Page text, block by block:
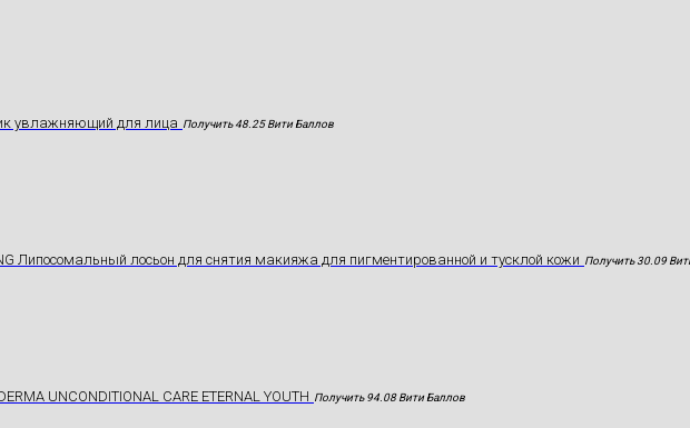
увлажняющий для лица Получить 48.25 Вити Баллов
Липосомальный лосьон для снятия макияжа для пигментированной и тусклой кожи Получить 30.09
UNCONDITIONAL CARE ETERNAL YOUTH Получить 94.08 Вити Баллов